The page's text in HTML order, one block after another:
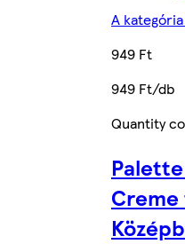
A
949 Ft
949 Ft/db
Quantity